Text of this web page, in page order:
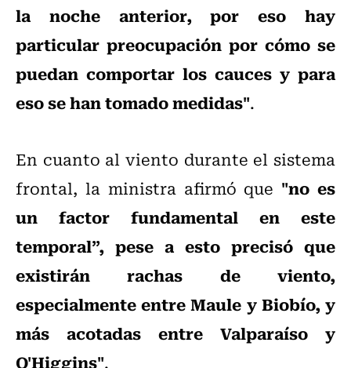
la noche anterior, por eso hay
particular preocupación por cómo se
puedan comportar los cauces y para
eso se han tomado medidas".
En cuanto al viento durante el sistema
frontal, la ministra afirmó que "no es
un factor fundamental en este
temporal”, pese a esto precisó que
existirán rachas de viento,
especialmente entre Maule y Biobío, y
más acotadas entre Valparaíso y
O'Higgins".